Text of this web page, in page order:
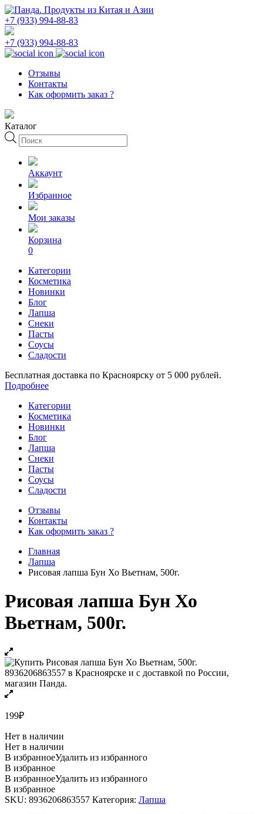
+7 (933) 994-88-83
+7 (933) 994-88-83
Отзывы
Контакты
Как оформить заказ ?
Каталог
Поиск
товаров
Аккаунт
Избранное
Мои заказы
Корзина
0
Категории
Косметика
Новинки
Блог
Лапша
Снеки
Пасты
Соусы
Сладости
Бесплатная доставка по Красноярску от 5 000 рублей.
Подробнее
Категории
Косметика
Новинки
Блог
Лапша
Снеки
Пасты
Соусы
Сладости
Отзывы
Контакты
Как оформить заказ ?
Главная
Лапша
Рисовая лапша Бун Хо Вьетнам, 500г.
Рисовая лапша Бун Хо
Вьетнам, 500г.
199₽
Нет в наличии
Нет в наличии
В избранноеУдалить из избранного
В избранное
В избранноеУдалить из избранного
В избранное
SKU: 8936206863557 Категория: Лапша